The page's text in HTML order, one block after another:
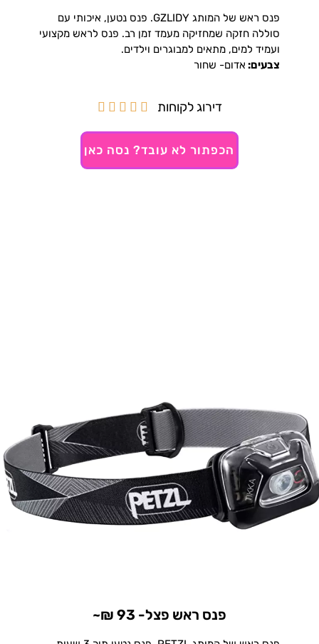
פנס ראש של המותג GZLIDY. פנס נטען, איכותי עם
סוללה חזקה שמחזיקה מעמד זמן רב. פנס לראש מקצועי
ועמיד למים, מתאים למבוגרים וילדים.
צבעים: אדום- שחור
דירוג לקוחות 




הכפתור לא עובד? נסה כאן
פנס ראש פצל- 93 ₪~